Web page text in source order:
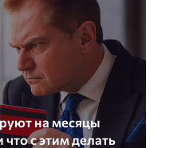
на месяцы
что с этим делать